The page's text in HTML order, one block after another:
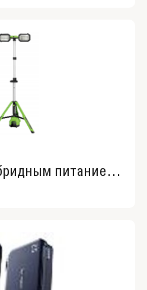
LED-мачта с гибридным питанием Greenworks GPT-STL, 24V /110-240V, 3000 лм, 97-177 см, без АКБ и ЗУ